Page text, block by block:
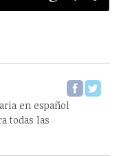
en español
todas las